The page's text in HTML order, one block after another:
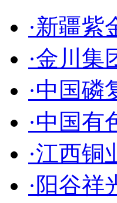
·新疆紫
·金川集
·中国磷
·中国有
·江西铜
·阳谷祥